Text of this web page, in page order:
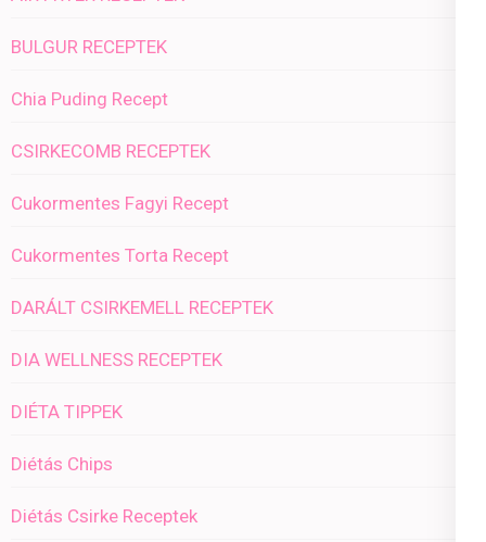
BULGUR RECEPTEK
Chia Puding Recept
CSIRKECOMB RECEPTEK
Cukormentes Fagyi Recept
Cukormentes Torta Recept
DARÁLT CSIRKEMELL RECEPTEK
DIA WELLNESS RECEPTEK
DIÉTA TIPPEK
Diétás Chips
Diétás Csirke Receptek